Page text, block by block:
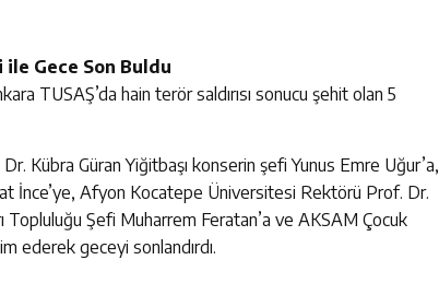
Gece Son Buldu
TUSAŞ’da hain terör saldırısı sonucu şehit olan 5
Kübra Güran Yiğitbaşı konserin şefi Yunus Emre Uğur’a,
İnce’ye, Afyon Kocatepe Üniversitesi Rektörü Prof. Dr.
Şefi Muharrem Feratan’a ve AKSAM Çocuk
ederek geceyi sonlandırdı.